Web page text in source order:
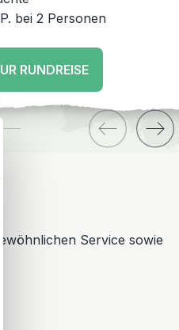
bei 2 Personen
RUNDREISE
Service sowie